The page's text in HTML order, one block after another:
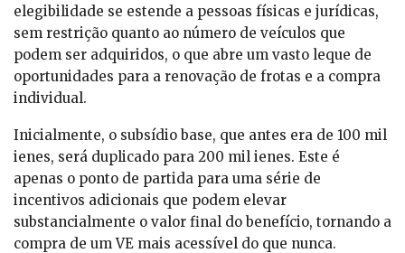
elegibilidade se estende a pessoas físicas e jurídicas,
sem restrição quanto ao número de veículos que
podem ser adquiridos, o que abre um vasto leque de
oportunidades para a renovação de frotas e a compra
individual.
Inicialmente, o subsídio base, que antes era de 100 mil
ienes, será duplicado para 200 mil ienes. Este é
apenas o ponto de partida para uma série de
incentivos adicionais que podem elevar
substancialmente o valor final do benefício, tornando a
compra de um VE mais acessível do que nunca.